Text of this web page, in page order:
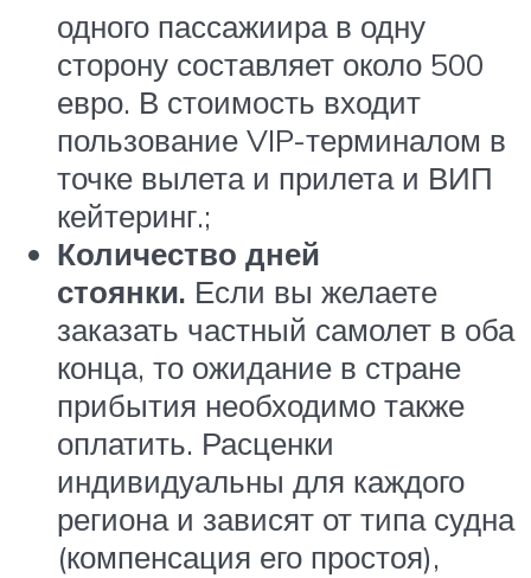
одного пассажиира в одну
сторону составляет около 500
евро. В стоимость входит
пользование VIP-терминалом в
точке вылета и прилета и ВИП
кейтеринг.;
Количество дней
стоянки. Если вы желаете
заказать частный самолет в оба
конца, то ожидание в стране
прибытия необходимо также
оплатить. Расценки
индивидуальны для каждого
региона и зависят от типа судна
(компенсация его простоя),